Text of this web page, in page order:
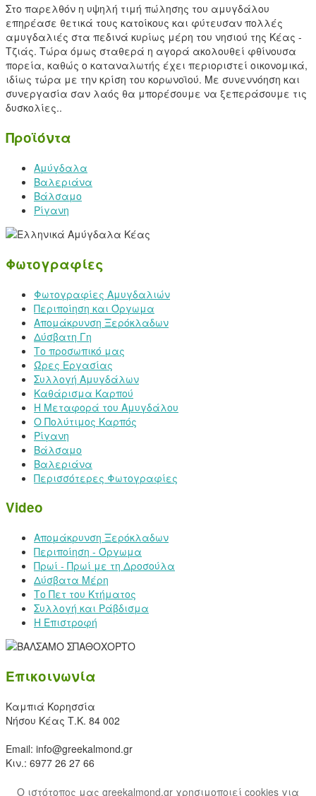
Στο παρελθόν η υψηλή τιμή πώλησης του αμυγδάλου
επηρέασε θετικά τους κατοίκους και φύτευσαν πολλές
αμυγδαλιές στα πεδινά κυρίως μέρη του νησιού της Κέας -
Τζιάς. Τώρα όμως σταθερά η αγορά ακολουθεί φθίνουσα
πορεία, καθώς ο καταναλωτής έχει περιοριστεί οικονομικά,
ιδίως τώρα με την κρίση του κορωνοϊού. Με συνεννόηση και
συνεργασία σαν λαός θα μπορέσουμε να ξεπεράσουμε τις
δυσκολίες..
Προϊόντα
Αμύγδαλα
Βαλεριάνα
Βάλσαμο
Ρίγανη
Φωτογραφίες
Φωτογραφίες Αμυγδαλιών
Περιποίηση και Όργωμα
Απομάκρυνση Ξερόκλαδων
Δύσβατη Γη
Το προσωπικό μας
Ώρες Εργασίας
Συλλογή Αμυγδάλων
Καθάρισμα Καρπού
Η Μεταφορά του Αμυγδάλου
Ο Πολύτιμος Καρπός
Ρίγανη
Βάλσαμο
Βαλεριάνα
Περισσότερες Φωτογραφίες
Video
Απομάκρυνση Ξερόκλαδων
Περιποίηση - Όργωμα
Πρωί - Πρωί με τη Δροσούλα
Δύσβατα Μέρη
Το Πετ του Κτήματος
Συλλογή και Ράβδισμα
Η Επιστροφή
Επικοινωνία
Καμπιά Κορησσία
Νήσου Κέας Τ.Κ. 84 002
Email: info@greekalmond.gr
Κιν.: 6977 26 27 66
O ιστότοπος μας greekalmond.gr χρησιμοποιεί cookies για